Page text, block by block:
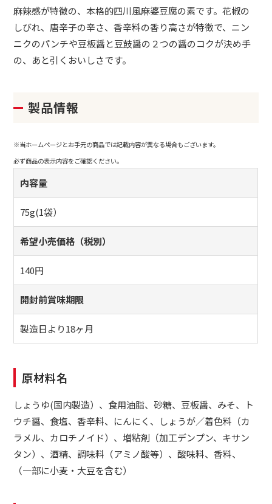
麻辣感が特徴の、本格的四川風麻婆豆腐の素です。花椒の
しびれ、唐辛子の辛さ、香辛料の香り高さが特徴で、ニン
ニクのパンチや豆板醤と豆鼓醤の２つの醤のコクが決め手
の、あと引くおいしさです。
製品情報
※当ホームページとお手元の商品では記載内容が異なる場合もございます。
必ず商品の表示内容をご確認ください。
内容量
75g(1袋）
希望小売価格（税別）
140円
開封前賞味期限
製造日より18ヶ月
原材料名
しょうゆ(国内製造）、食用油脂、砂糖、豆板醤、みそ、ト
ウチ醤、食塩、香辛料、にんにく、しょうが／着色料（カ
ラメル、カロチノイド）、増粘剤（加工デンプン、キサン
タン）、酒精、調味料（アミノ酸等）、酸味料、香料、
（一部に小麦・大豆を含む）